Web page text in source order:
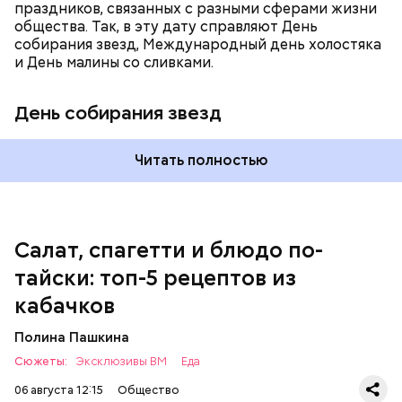
праздников, связанных с разными сферами жизни
общества. Так, в эту дату справляют День
собирания звезд, Международный день холостяка
и День малины со сливками.
День собирания звезд
Читать полностью
Салат, спагетти и блюдо по-
тайски: топ-5 рецептов из
кабачков
Полина Пашкина
Сюжеты: Эксклюзивы ВМ
Еда
06 августа 12:15
Общество
чеснок;
Однако диетолог предупредила: не для всех дыня
может быть полезна. В первую очередь ее стоит
есть с осторожностью людям: